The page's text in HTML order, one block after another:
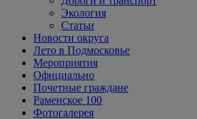
Экология
Статьи
Новости округа
Лето в Подмосковье
Мероприятия
Официально
Почетные граждане
Раменское 100
Фотогалерея